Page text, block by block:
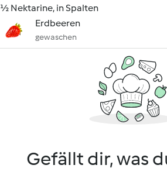
½ Nektarine, in Spalten
Erdbeeren
gewaschen
Gefällt dir, was